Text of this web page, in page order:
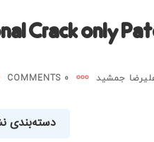
Crack only
جمشید 0 COMMENTS
دسته‌بندی